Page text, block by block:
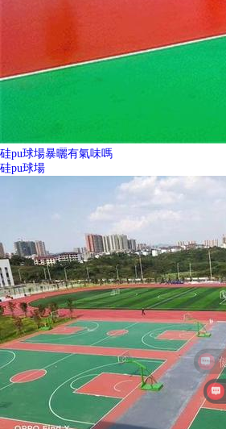
硅pu球場暴曬有氣味嗎
硅pu球場